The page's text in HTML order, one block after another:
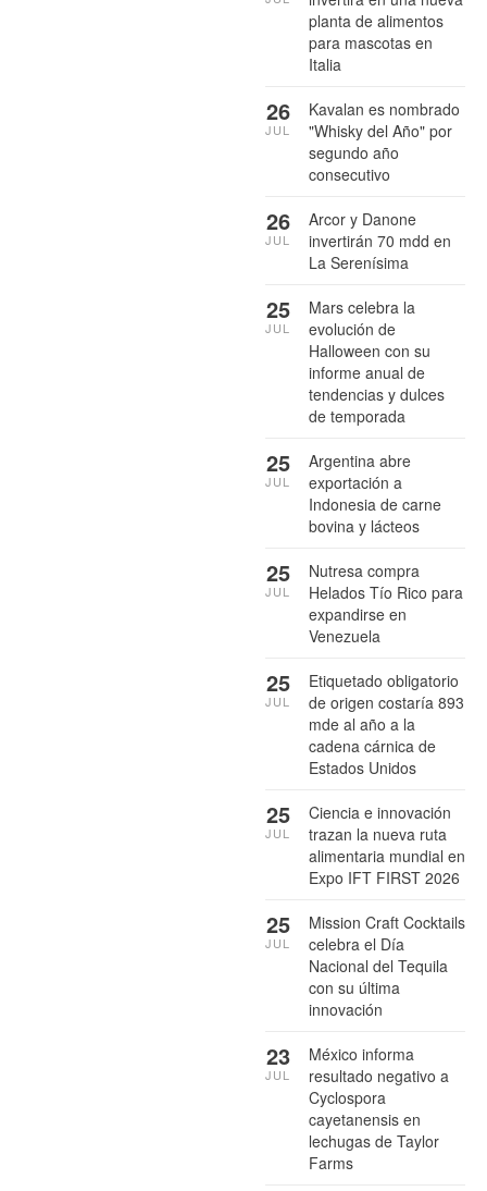
planta de alimentos
para mascotas en
Italia
Kavalan es nombrado
"Whisky del Año" por
segundo año
consecutivo
26
JUL
Arcor y Danone
invertirán 70 mdd en
La Serenísima
26
JUL
Mars celebra la
evolución de
Halloween con su
informe anual de
tendencias y dulces
de temporada
25
JUL
Argentina abre
exportación a
Indonesia de carne
bovina y lácteos
25
JUL
Nutresa compra
Helados Tío Rico para
expandirse en
Venezuela
25
JUL
Etiquetado obligatorio
de origen costaría 893
mde al año a la
cadena cárnica de
Estados Unidos
25
JUL
Ciencia e innovación
trazan la nueva ruta
alimentaria mundial en
Expo IFT FIRST 2026
25
JUL
Mission Craft Cocktails
celebra el Día
Nacional del Tequila
con su última
innovación
25
JUL
México informa
resultado negativo a
Cyclospora
cayetanensis en
lechugas de Taylor
Farms
23
JUL